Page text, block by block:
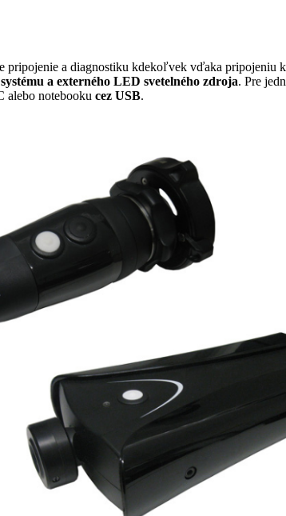
pripojenie a diagnostiku kdekoľvek vďaka pripojeniu
a externého LED svetelného zdroja. Pre
alebo notebooku cez USB.